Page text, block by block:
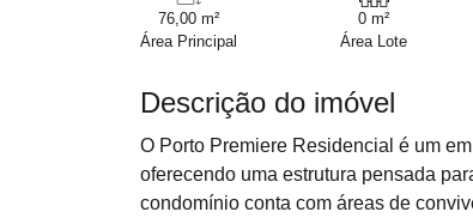
76,00 m²
Área Principal
0 m²
Área Lote
Descrição do imóvel
O Porto Premiere Residencial é um
oferecendo uma estrutura pensada
condomínio conta com áreas de